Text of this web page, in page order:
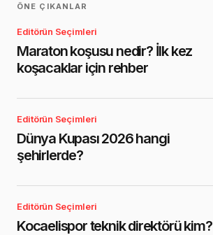
ÖNE ÇIKANLAR
Editörün Seçimleri
Maraton koşusu nedir? İlk kez
koşacaklar için rehber
Editörün Seçimleri
Dünya Kupası 2026 hangi
şehirlerde?
Editörün Seçimleri
Kocaelispor teknik direktörü kim?